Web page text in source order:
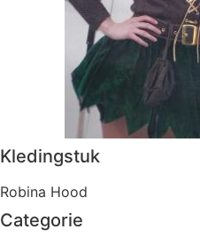
Kledingstuk
Robina Hood
Categorie